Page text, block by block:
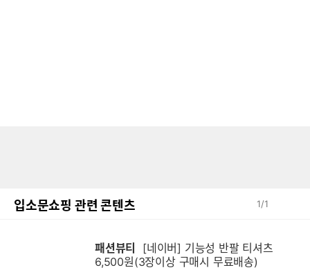
입소문쇼핑 관련 콘텐츠 1/1
패션뷰티
6,500원(3장이상 구매시 무료배송)